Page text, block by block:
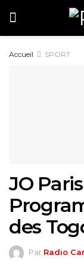
Accueil SPORT
JO
des
Par Radio